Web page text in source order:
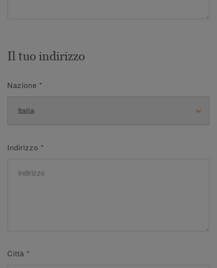
Il tuo indirizzo
Nazione *
Indirizzo *
Città *